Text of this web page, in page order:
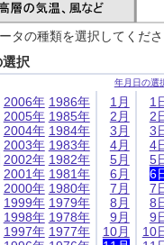
タの種類を選択してくだ
択
年月日の選
2006年
2005年
2004年
2003年
2002年
2001年
2000年
1999年
1998年
1997年
1986年
1985年
1984年
1983年
1982年
1981年
1980年
1979年
1978年
1977年
1月
2月
3月
4月
5月
6月
7月
8月
9月
10月
1
2
3
4
5
6
7
8
9
10